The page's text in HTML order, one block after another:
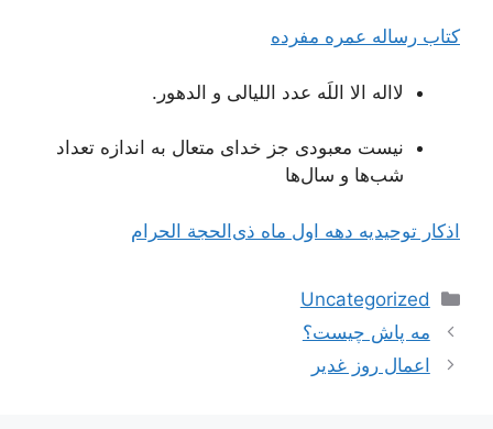
کتاب رساله عمره مفرده
لااله الا اللَه عدد اللیالی و الدهور.
نیست معبودی جز خدای متعال به اندازه تعداد
شب‌ها و سال‌ها
اذکار توحیدیه دهه اول ماه ذی‌الحجة الحرام
دسته‌ها
Uncategorized
ناوبری
نوشته‌ها
مه پاش چیست؟
اعمال روز غدیر